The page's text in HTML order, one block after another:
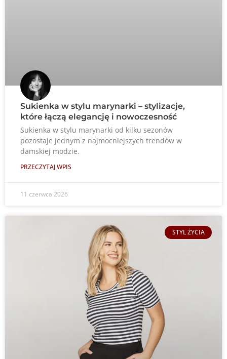
Sukienka w stylu marynarki – stylizacje,
które łączą elegancję i nowoczesność
Sukienka w stylu marynarki od kilku sezonów
pozostaje jednym z najmocniejszych trendów w
damskiej modzie.
PRZECZYTAJ WPIS
11 czerwca 2026
STYL ŻYCIA